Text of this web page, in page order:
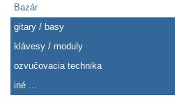
Bazár
gitary / basy
klávesy / moduly
ozvučovacia technika
iné ...